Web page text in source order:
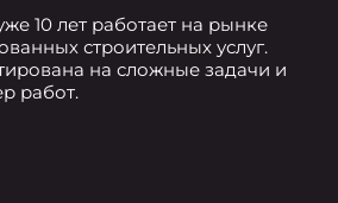
10 лет работает на рынке
строительных услуг.
на сложные задачи и
работ.